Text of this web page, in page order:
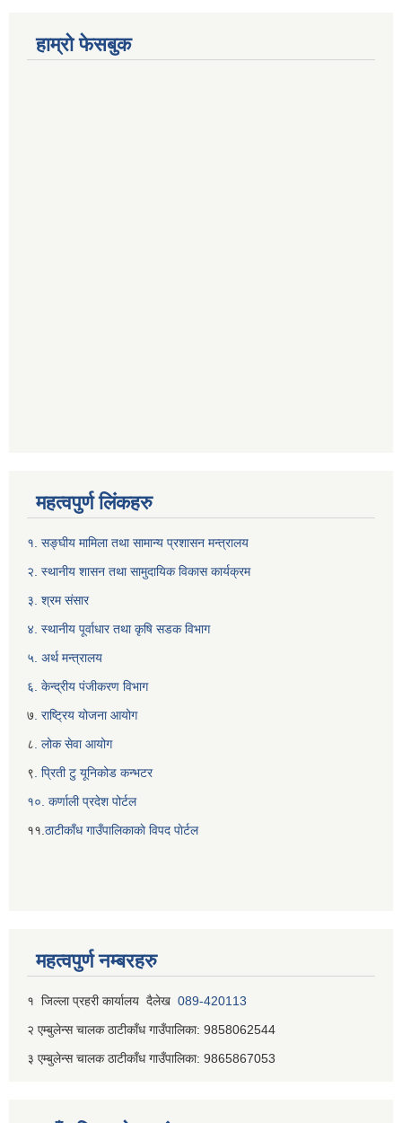
हाम्रो फेसबुक
महत्वपुर्ण लिंकहरु
१. सङ्घीय मामिला तथा सामान्य प्रशासन मन्त्रालय
२. स्थानीय शासन तथा सामुदायिक विकास कार्यक्रम
३. श्रम संसार
४. स्थानीय पूर्वाधार तथा कृषि सडक विभाग
५. अर्थ मन्त्रालय
६. केन्द्रीय पंजीकरण विभाग
७. राष्ट्रिय योजना आयोग
८. लोक सेवा आयोग
९. प्रिती टु यूनिकोड कन्भटर
१०. कर्णाली प्रदेश पोर्टल
११.ठाटीकाँध गाउँपालिकाकाे विपद पाेर्टल
महत्वपुर्ण नम्बरहरु
१ जिल्‍ला प्रहरी कार्यालय दैलेख 089-420113
२ एम्बुलेन्स चालक ठाटीकाँध गाउँपालिका: 9858062544
३ एम्बुलेन्स चालक ठाटीकाँध गाउँपालिका: 9865867053